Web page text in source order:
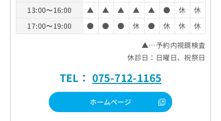
13:00〜16:00
▲ ▲ ▲ ▲ ▲ ● 休
休
17:00〜19:00
● ● ● 休 ● 休 休
休
▲…予約内視鏡検査
休診日：日曜日、祝祭日
TEL： 075-712-1165
ホームページ